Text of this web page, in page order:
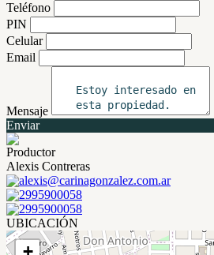
Teléfono
PIN
Celular
Email
Mensaje
Enviar
Productor
Alexis Contreras
alexis@carinagonzalez.com.ar
2995900058
2995900058
UBICACIÓN